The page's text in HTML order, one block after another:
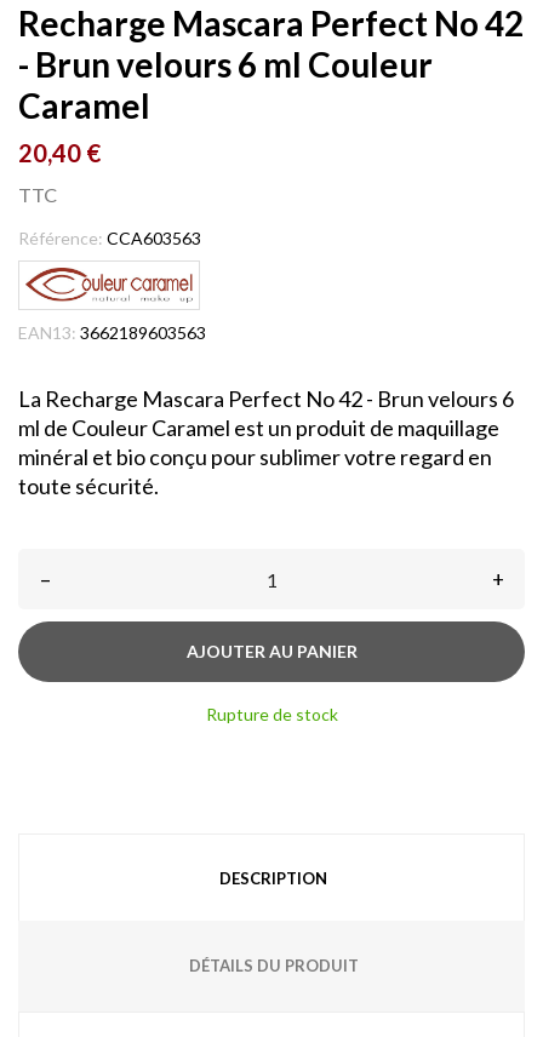
Recharge Mascara Perfect No 42
- Brun velours 6 ml Couleur
Caramel
20,40 €
TTC
Référence: CCA603563
EAN13: 3662189603563
La Recharge Mascara Perfect No 42 - Brun velours 6
ml de Couleur Caramel est un produit de maquillage
minéral et bio conçu pour sublimer votre regard en
toute sécurité.
– +
AJOUTER AU PANIER
Rupture de stock
DESCRIPTION
DÉTAILS DU PRODUIT